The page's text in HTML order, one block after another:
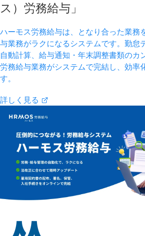
ス）労務給与」
ハーモス労務給与は、となり合った業務
与業務がラクになるシステムです。勤怠
自動計算、給与通知・年末調整書類のカ
労務給与業務がシステムで完結し、効率
す。
詳しく見る